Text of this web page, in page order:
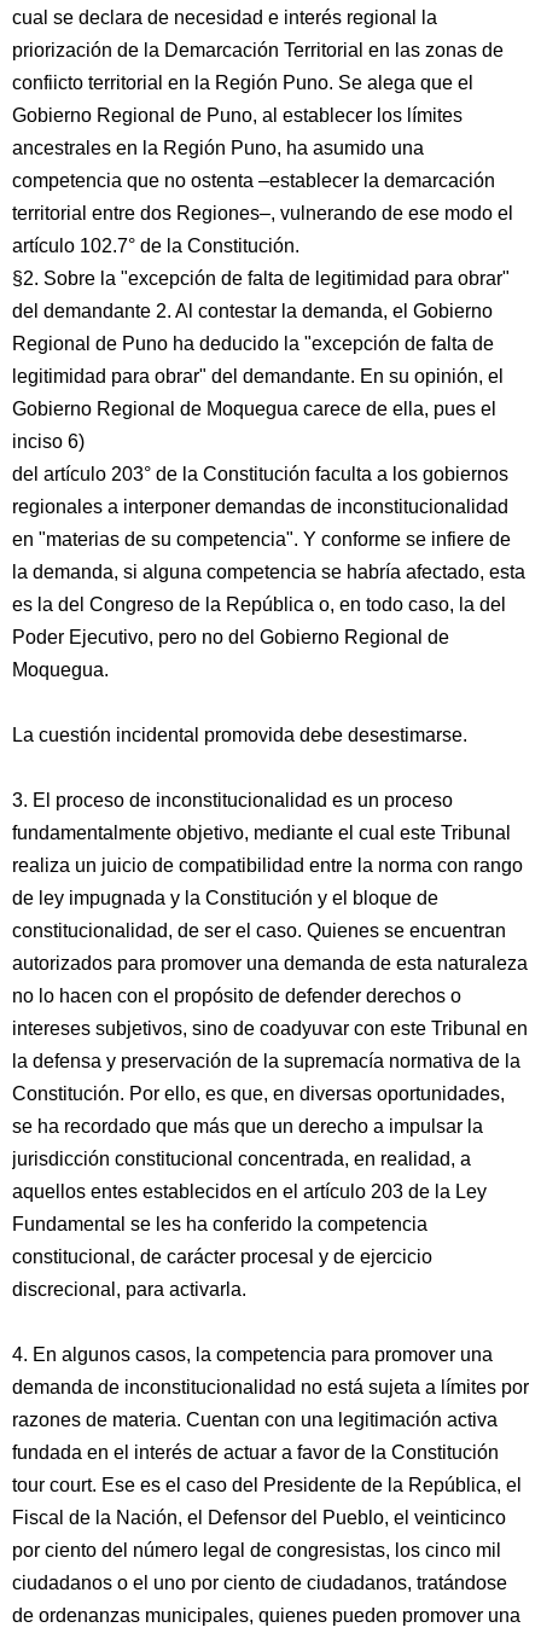
cual se declara de necesidad e interés regional la
priorización de la Demarcación Territorial en las zonas de
confiicto territorial en la Región Puno. Se alega que el
Gobierno Regional de Puno, al establecer los límites
ancestrales en la Región Puno, ha asumido una
competencia que no ostenta –establecer la demarcación
territorial entre dos Regiones–, vulnerando de ese modo el
artículo 102.7° de la Constitución.
§2. Sobre la "excepción de falta de legitimidad para obrar"
del demandante 2. Al contestar la demanda, el Gobierno
Regional de Puno ha deducido la "excepción de falta de
legitimidad para obrar" del demandante. En su opinión, el
Gobierno Regional de Moquegua carece de ella, pues el
inciso 6)
del artículo 203° de la Constitución faculta a los gobiernos
regionales a interponer demandas de inconstitucionalidad
en "materias de su competencia". Y conforme se infiere de
la demanda, si alguna competencia se habría afectado, esta
es la del Congreso de la República o, en todo caso, la del
Poder Ejecutivo, pero no del Gobierno Regional de
Moquegua.
La cuestión incidental promovida debe desestimarse.
3. El proceso de inconstitucionalidad es un proceso
fundamentalmente objetivo, mediante el cual este Tribunal
realiza un juicio de compatibilidad entre la norma con rango
de ley impugnada y la Constitución y el bloque de
constitucionalidad, de ser el caso. Quienes se encuentran
autorizados para promover una demanda de esta naturaleza
no lo hacen con el propósito de defender derechos o
intereses subjetivos, sino de coadyuvar con este Tribunal en
la defensa y preservación de la supremacía normativa de la
Constitución. Por ello, es que, en diversas oportunidades,
se ha recordado que más que un derecho a impulsar la
jurisdicción constitucional concentrada, en realidad, a
aquellos entes establecidos en el artículo 203 de la Ley
Fundamental se les ha conferido la competencia
constitucional, de carácter procesal y de ejercicio
discrecional, para activarla.
4. En algunos casos, la competencia para promover una
demanda de inconstitucionalidad no está sujeta a límites por
razones de materia. Cuentan con una legitimación activa
fundada en el interés de actuar a favor de la Constitución
tour court. Ese es el caso del Presidente de la República, el
Fiscal de la Nación, el Defensor del Pueblo, el veinticinco
por ciento del número legal de congresistas, los cinco mil
ciudadanos o el uno por ciento de ciudadanos, tratándose
de ordenanzas municipales, quienes pueden promover una